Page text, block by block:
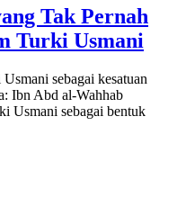
Tak Pernah
Turki Usmani
sebagai kesatuan
Ibn Abd al-Wahhab
Usmani sebagai bentuk